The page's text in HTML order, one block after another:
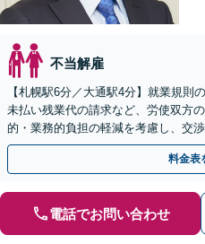
不当解雇
【札幌駅6分／大通駅4分】就業規則
未払い残業代の請求など、労使双方
的・業務的負担の軽減を考慮し、交
法をご提案いたします【初回相談無
料金表
電話でお問い合わせ